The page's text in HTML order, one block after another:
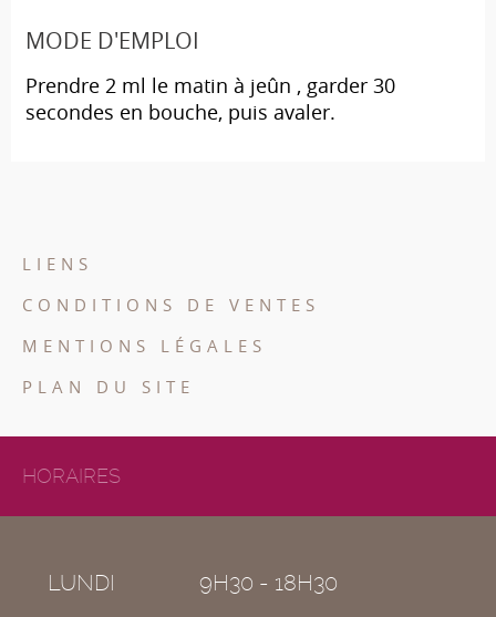
MODE D'EMPLOI
Prendre 2 ml le matin à jeûn , garder 30
secondes en bouche, puis avaler.
LIENS
CONDITIONS DE VENTES
MENTIONS LÉGALES
PLAN DU SITE
HORAIRES
LUNDI
9H30 - 18H30